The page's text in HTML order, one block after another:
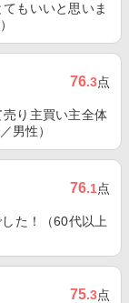
もいいと思いま
76.3点
り主買い主全体
男性）
76.1点
た！（60代以上
75.3点